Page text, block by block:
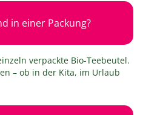
in einer Packung?
verpackte Bio-Teebeutel.
– ob in der Kita, im Urlaub